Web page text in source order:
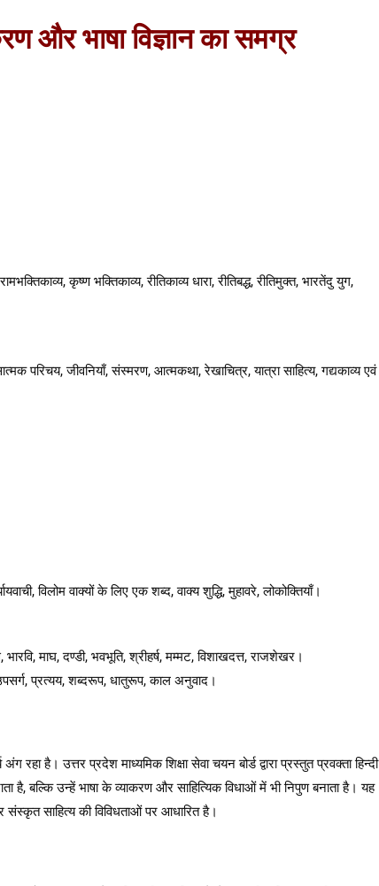
और भाषा विज्ञान का समग्र
कृष्ण भक्तिकाव्य, रीतिकाव्य धारा, रीतिबद्ध, रीतिमुक्त, भारतेंदु युग,
परिचय, जीवनियाँ, संस्मरण, आत्मकथा, रेखाचित्र, यात्रा साहित्य, गद्यकाव्य एवं
विलोम वाक्यों के लिए एक शब्द, वाक्य शुद्धि, मुहावरे, लोकोक्तियाँ।
माघ, दण्डी, भवभूति, श्रीहर्ष, मम्मट, विशाखदत्त, राजशेखर।
प्रत्यय, शब्दरूप, धातुरूप, काल अनुवाद।
रहा है। उत्तर प्रदेश माध्यमिक शिक्षा सेवा चयन बोर्ड द्वारा प्रस्तुत प्रवक्ता हिन्दी
है, बल्कि उन्हें भाषा के व्याकरण और साहित्यिक विधाओं में भी निपुण बनाता है। यह
संस्कृत साहित्य की विविधताओं पर आधारित है।